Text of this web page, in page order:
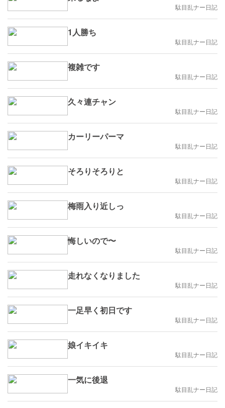
駄目乱ナー日記
1人勝ち
駄目乱ナー日記
複雑です
駄目乱ナー日記
久々連チャン
駄目乱ナー日記
カーリーパーマ
駄目乱ナー日記
そろりそろりと
駄目乱ナー日記
梅雨入り近しっ
駄目乱ナー日記
悔しいので〜
駄目乱ナー日記
走れなくなりました
駄目乱ナー日記
一足早く初日です
駄目乱ナー日記
娘イキイキ
駄目乱ナー日記
一気に後退
駄目乱ナー日記